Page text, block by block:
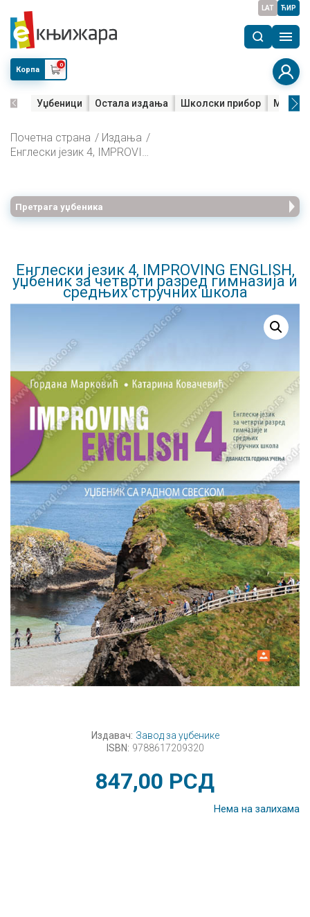
LAT ЋИР
Корпа
0
Уџбеници Остала издања Школски прибор Мала
Почетна страна
Издања
Енглески језик 4, IMPROVING ENGLISH, уџбеник за четврти разред гимназија и средњих стручних школа
Претрага уџбеника
Енглески језик 4, IMPROVING ENGLISH,
уџбеник за четврти разред гимназија и
средњих стручних школа
Издавач: Завод за уџбенике
ISBN: 9788617209320
847,00 РСД
Нема на залихама